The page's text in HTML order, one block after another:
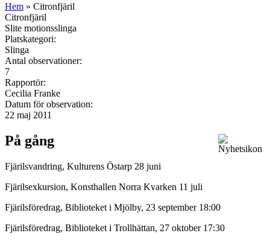
Hem » Citronfjäril
Citronfjäril
Slite motionsslinga
Platskategori:
Slinga
Antal observationer:
7
Rapportör:
Cecilia Franke
Datum för observation:
22 maj 2011
På gång
Fjärilsvandring, Kulturens Östarp 28 juni
Fjärilsexkursion, Konsthallen Norra Kvarken 11 juli
Fjärilsföredrag, Biblioteket i Mjölby, 23 september 18:00
Fjärilsföredrag, Biblioteket i Trollhättan, 27 oktober 17:30